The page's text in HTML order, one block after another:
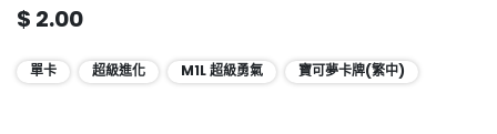
$ 2.00
單卡 超級進化 M1L 超級勇氣 寶可夢卡牌(繁中)